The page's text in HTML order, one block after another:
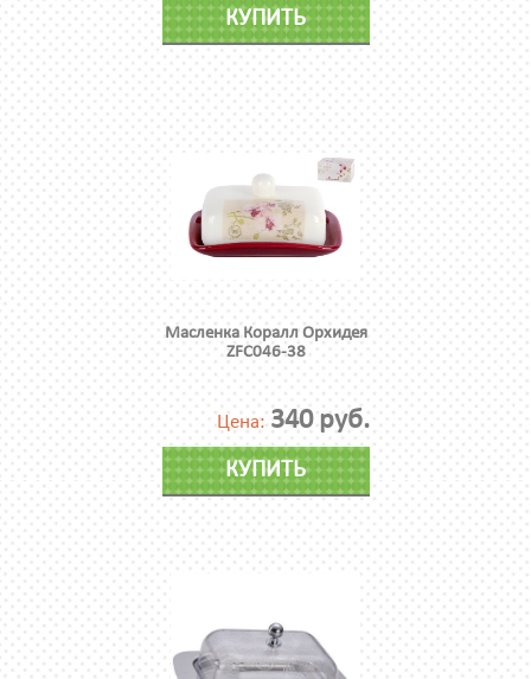
КУПИТЬ
Масленка Коралл Орхидея
ZFC046-38
Цена: 340 руб.
КУПИТЬ